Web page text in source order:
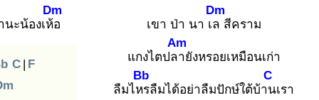
นะน้องเห้อ
Dm
C | F
เขา ป่า นา เล
Dm
สีคราม
แกงไตปลา
Am
ยังหรอยเหมือนเก่า
ลืมไหร
Bb
ลืมได้อย่าลืมปักษ์ใต้บ้าน
C
เรา